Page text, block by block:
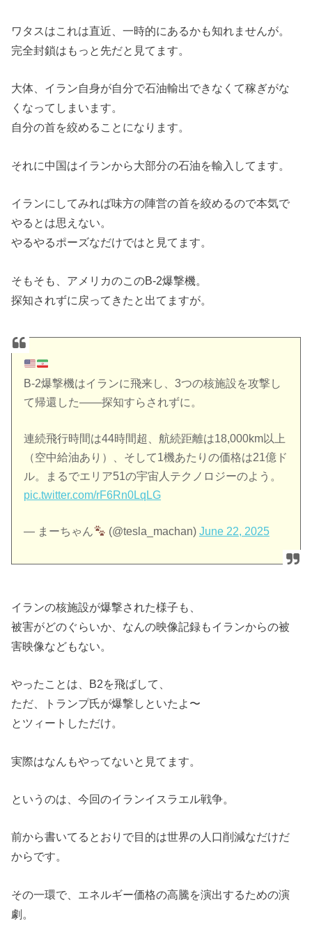
ワタスはこれは直近、一時的にあるかも知れませんが。
完全封鎖はもっと先だと見てます。
大体、イラン自身が自分で石油輸出できなくて稼ぎがな
くなってしまいます。
自分の首を絞めることになります。
それに中国はイランから大部分の石油を輸入してます。
イランにしてみれば味方の陣営の首を絞めるので本気で
やるとは思えない。
やるやるポーズなだけではと見てます。
そもそも、アメリカのこのB-2爆撃機。
探知されずに戻ってきたと出てますが。
B-2爆撃機はイランに飛来し、3つの核施設を攻撃し
て帰還した――探知すらされずに。
連続飛行時間は44時間超、航続距離は18,000km以上
（空中給油あり）、そして1機あたりの価格は21億ド
ル。まるでエリア51の宇宙人テクノロジーのよう。
pic.twitter.com/rF6Rn0LqLG
— まーちゃん (@tesla_machan) June 22, 2025
イランの核施設が爆撃された様子も、
被害がどのぐらいか、なんの映像記録もイランからの被
害映像などもない。
やったことは、B2を飛ばして、
ただ、トランプ氏が爆撃しといたよ〜
とツィートしただけ。
実際はなんもやってないと見てます。
というのは、今回のイランイスラエル戦争。
前から書いてるとおりで目的は世界の人口削減なだけだ
からです。
その一環で、エネルギー価格の高騰を演出するための演
劇。